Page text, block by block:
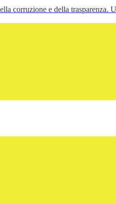
corruzione e della trasparenza.